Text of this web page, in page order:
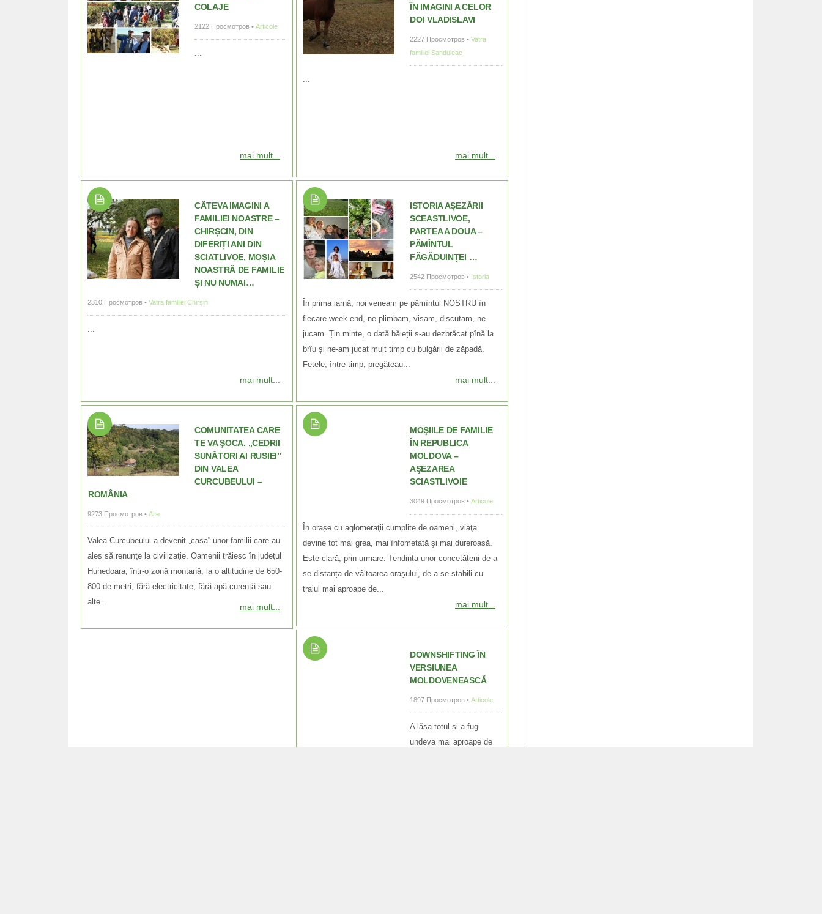
COLAJE
2122 Просмотров • Articole
mai mult...
...
ÎN IMAGINI A CELOR
DOI VLADISLAVI
2227 Просмотров • Vatra
familiei Sanduleac
mai mult...
...
CÂTEVA IMAGINI A
FAMILIEI NOASTRE –
CHIRȘCIN, DIN
DIFERIȚI ANI DIN
SCIATLIVOE, MOȘIA
NOASTRĂ DE FAMILIE
ȘI NU NUMAI…
2310 Просмотров • Vatra familiei Chirșin
mai mult...
...
ISTORIA AȘEZĂRII
SCEASTLIVOE,
PARTEA A DOUA –
PĂMÎNTUL
FĂGĂDUINȚEI …
2542 Просмотров • Istoria
mai mult...
În prima iarnă, noi veneam pe pămîntul NOSTRU în
fiecare week-end, ne plimbam, visam, discutam, ne
jucam. Țin minte, o dată băieții s-au dezbrăcat pînă la
brîu și ne-am jucat mult timp cu bulgării de zăpadă.
Fetele, între timp, pregăteau...
COMUNITATEA CARE
TE VA ŞOCA. „CEDRII
SUNĂTORI AI RUSIEI”
DIN VALEA
CURCUBEULUI –
ROMÂNIA
9273 Просмотров • Alte
mai mult...
Valea Curcubeului a devenit „casa” unor familii care au
ales să renunţe la civilizaţie. Oamenii trăiesc în judeţul
Hunedoara, într-o zonă montană, la o altitudine de 650-
800 de metri, fără electricitate, fără apă curentă sau
alte...
MOŞIILE DE FAMILIE
ÎN REPUBLICA
MOLDOVA –
AŞEZAREA
SCIASTLIVOIE
3049 Просмотров • Articole
mai mult...
În orașe cu aglomeraţii cumplite de oameni, viaţa
devine tot mai grea, mai înfometată şi mai dureroasă.
Este clară, prin urmare. Tendința unor concetățeni de a
se distanța de vâltoarea orașului, de a se stabili cu
traiul mai aproape de...
DOWNSHIFTING ÎN
VERSIUNEA
MOLDOVENEASCĂ
1897 Просмотров • Articole
A lăsa totul și a fugi
undeva mai aproape de